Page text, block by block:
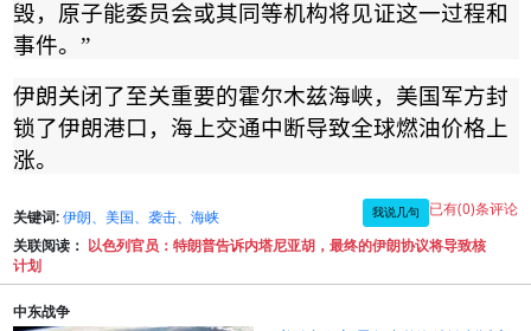
毁，原子能委员会或其同等机构将见证这一过程和
事件。 ”
伊朗关闭了至关重要的霍尔木兹海峡，美国军方封
锁了伊朗港口，海上交通中断导致全球燃油价格上
涨。
关键词: 伊朗、美国、袭击、海峡 我说几句 已有(0)条评论
关联阅读： 以色列官员：特朗普告诉内塔尼亚胡，最终的伊朗协议将导致核
计划
中东战争